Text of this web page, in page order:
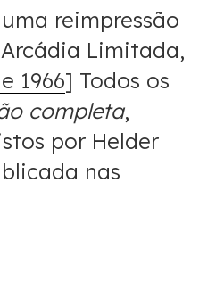
reimpressão
Limitada,
1966] Todos os
completa,
por Helder
nas